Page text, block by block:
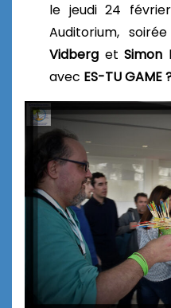
le jeudi 24
Auditorium,
Vidberg et Simon
avec ES-TU GAME